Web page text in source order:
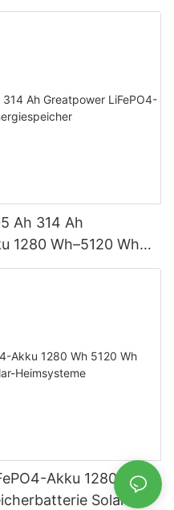
mit Dual
Ah 314 Ah
1280 Wh–5120 Wh
Akku 1280 Wh
Solar-